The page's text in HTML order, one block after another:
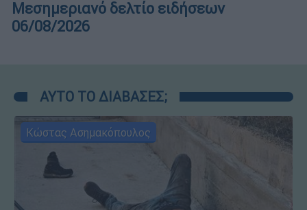
Μεσημεριανό δελτίο ειδήσεων
06/08/2026
ΑΥΤΟ ΤΟ ΔΙΑΒΑΣΕΣ;
Κώστας Ασημακόπουλος